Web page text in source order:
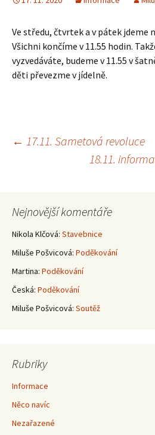
Ve středu, čtvrtek a v pátek jdeme
Všichni končíme v 11.55 hodin.
vyzvedáváte, budeme v 11.55 v
děti převezme v jídelně.
Navigace
příspěvky
← 17.11. Sametová revoluce
18.11.
Nejnovější komentáře
Nikola Klčová: Stavebnice
Miluše Pošvicová: Poděkování
Martina: Poděkování
Česká: Poděkování
Miluše Pošvicová: Soutěž
Rubriky
Informace
Něco navíc
Nezařazené